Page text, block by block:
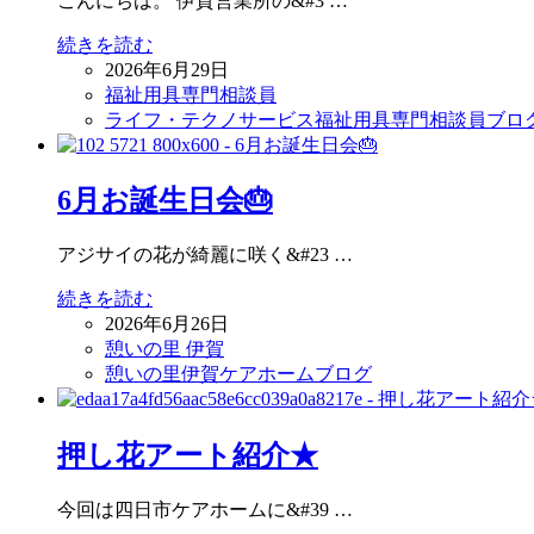
続きを読む
2026年6月29日
福祉用具専門相談員
ライフ・テクノサービス福祉用具専門相談員ブロ
6月お誕生日会🎂
アジサイの花が綺麗に咲く&#23 …
続きを読む
2026年6月26日
憩いの里 伊賀
憩いの里伊賀ケアホームブログ
押し花アート紹介★
今回は四日市ケアホームに&#39 …